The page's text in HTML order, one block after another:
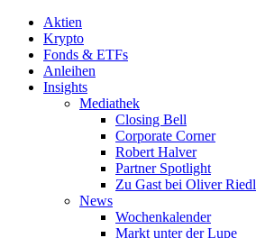
Aktien
Krypto
Fonds & ETFs
Anleihen
Insights
Mediathek
Closing Bell
Corporate Corner
Robert Halver
Partner Spotlight
Zu Gast bei Oliver Riedl
News
Wochenkalender
Markt unter der Lupe